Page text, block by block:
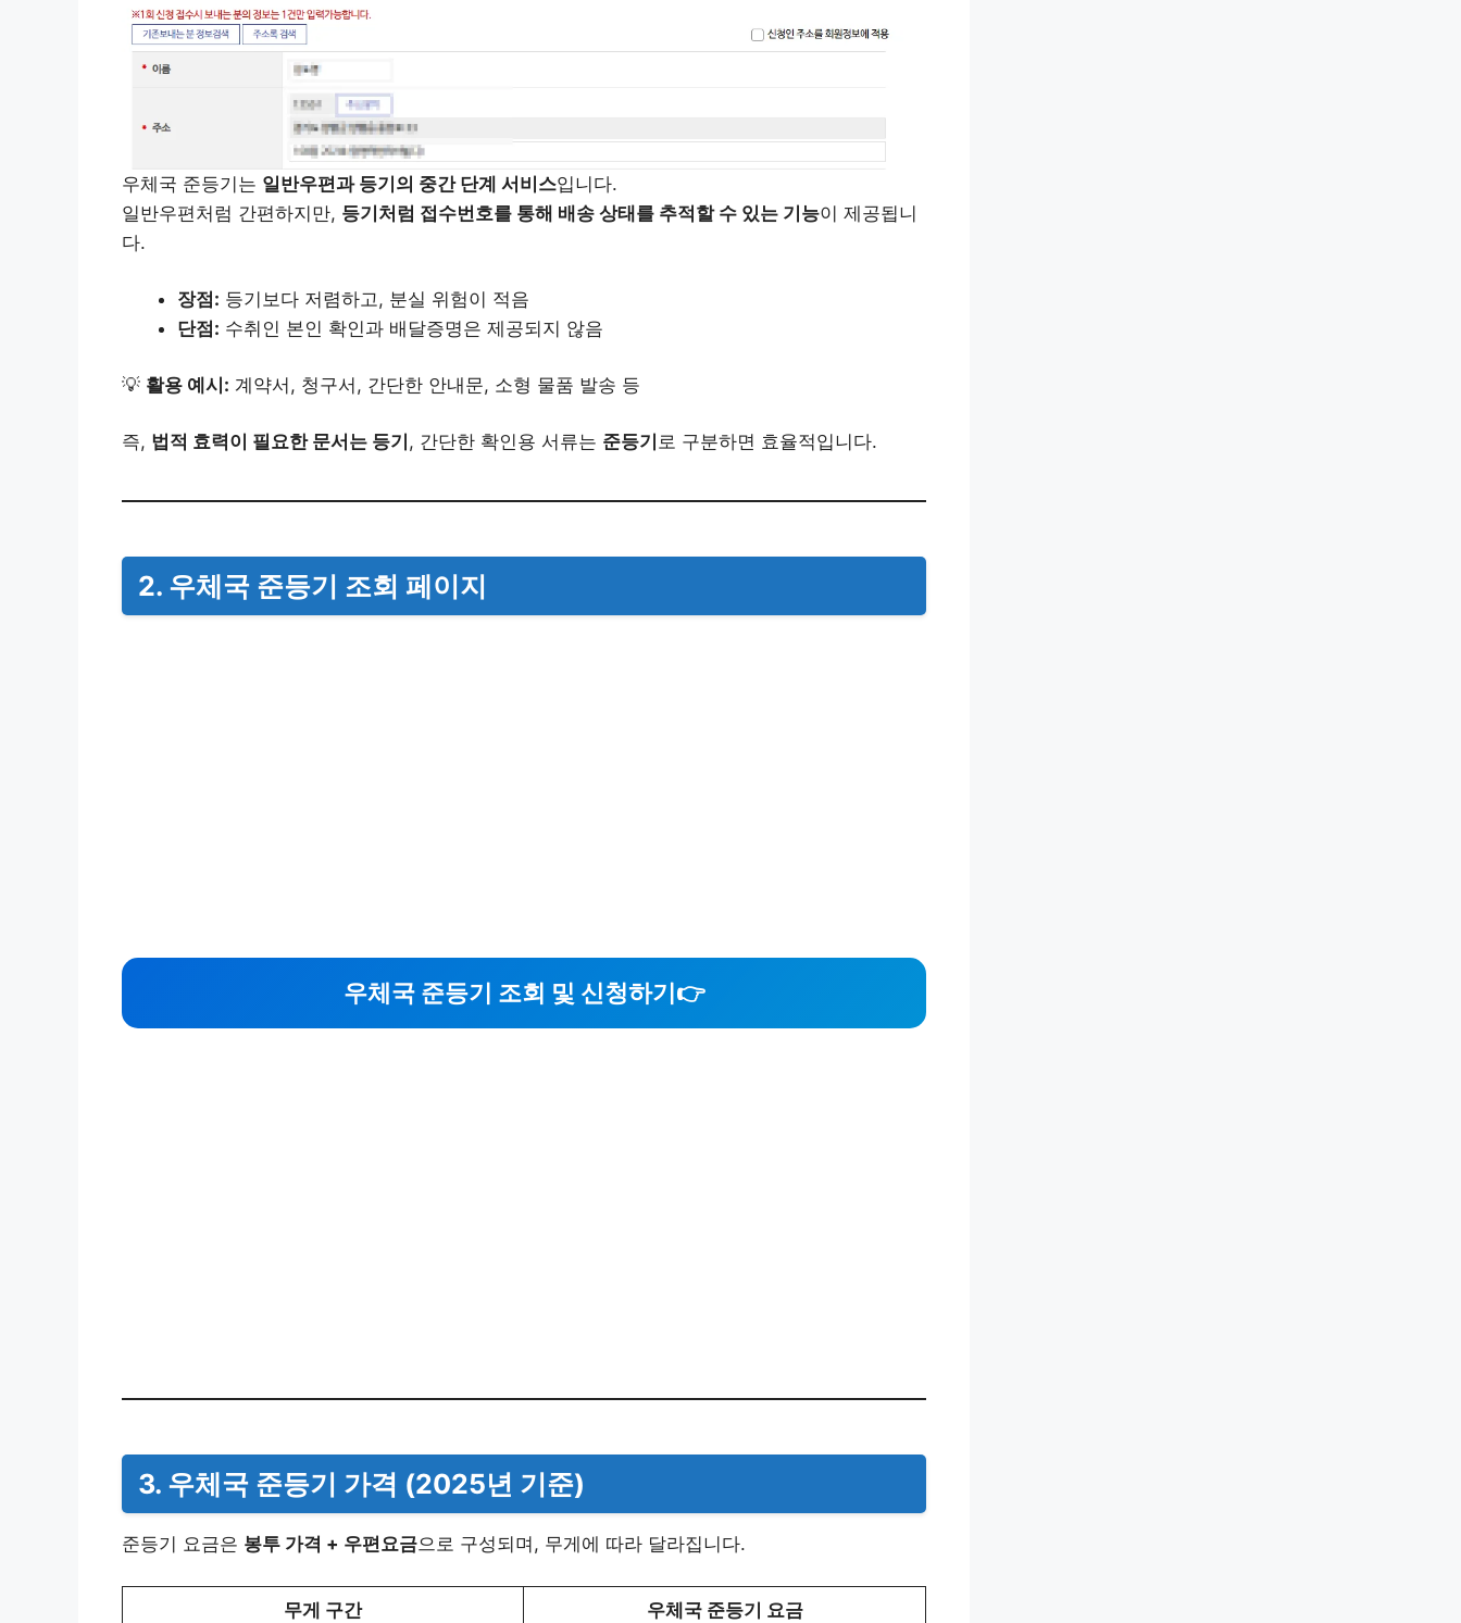
우체국 준등기는 일반우편과 등기의 중간 단계 서비스입니다.
일반우편처럼 간편하지만, 등기처럼 접수번호를 통해 배송 상태를 추적할 수 있는 기능이 제공됩니
다.
장점: 등기보다 저렴하고, 분실 위험이 적음
단점: 수취인 본인 확인과 배달증명은 제공되지 않음
💡 활용 예시: 계약서, 청구서, 간단한 안내문, 소형 물품 발송 등
즉, 법적 효력이 필요한 문서는 등기 , 간단한 확인용 서류는 준등기 로 구분하면 효율적입니다.
2. 우체국 준등기 조회 페이지
우체국 준등기 조회 및 신청하기👉
3. 우체국 준등기 가격 (2025년 기준)
준등기 요금은 봉투 가격 + 우편요금으로 구성되며, 무게에 따라 달라집니다.
무게 구간 우체국 준등기 요금